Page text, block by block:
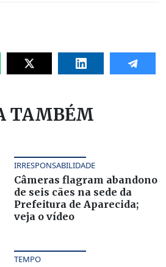
TAMBÉM
IRRESPONSABILIDADE
Câmeras flagram abandono
de seis cães na sede da
Prefeitura de Aparecida;
veja o vídeo
TEMPO